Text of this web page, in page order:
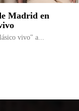
Madrid en
vivo" a...